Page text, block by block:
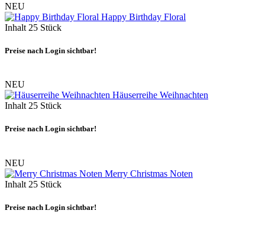
NEU
Happy Birthday Floral
Inhalt 25 Stück
Preise nach Login sichtbar!
NEU
Häuserreihe Weihnachten
Inhalt 25 Stück
Preise nach Login sichtbar!
NEU
Merry Christmas Noten
Inhalt 25 Stück
Preise nach Login sichtbar!